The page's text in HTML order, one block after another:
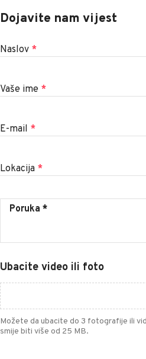
Dojavite nam vijest
Naslov *
Vaše ime *
E-mail *
Lokacija *
Ubacite video ili foto
Možete da ubacite do 3 fotografije ili
smije biti više od 25 MB.